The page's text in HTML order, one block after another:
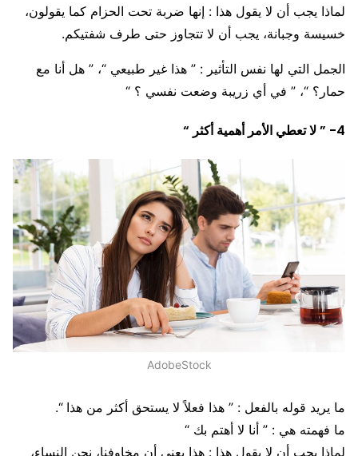
لماذا يجب أن لا يقول هذا : إنها ضربة تحت الحزام كما يقولون،
خسيسة وجبانة، يجب أن لا تتجاوز حتى طرف شفتيكم.
الجمل التي لها نفس التأثير : ” هذا غير طبيعي “، ” هل أنا مع
حمار؟ “، ” في أي زريبة وضعت نفسي ؟ “
4- ” لا تعطي الأمر أهمية أكثر “
AdobeStock
ما يريد قوله بالفعل : ” هذا فعلاً لا يستحق أكثر من هذا “.
ما فهمته هي : ” أنا لا أهتم بك “
لماذا يجب أن لا يقول هذا : هذا يعني أن مخاوفنا، نحن النساء،